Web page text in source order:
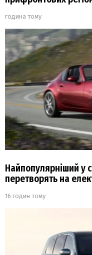
година тому
Найпопулярніший у
перетворять на
16 годин тому